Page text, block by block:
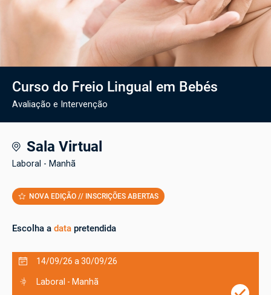
Curso do Freio Lingual em Bebés
Avaliação e Intervenção
Sala Virtual
Laboral - Manhã
NOVA EDIÇÃO // INSCRIÇÕES ABERTAS
Escolha a data pretendida
14/09/26 a 30/09/26
Laboral - Manhã